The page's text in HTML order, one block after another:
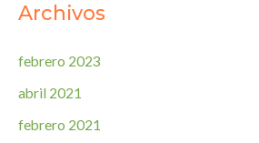
Archivos
febrero 2023
abril 2021
febrero 2021